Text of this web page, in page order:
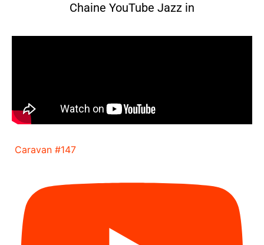
Chaine YouTube Jazz in
Caravan #147